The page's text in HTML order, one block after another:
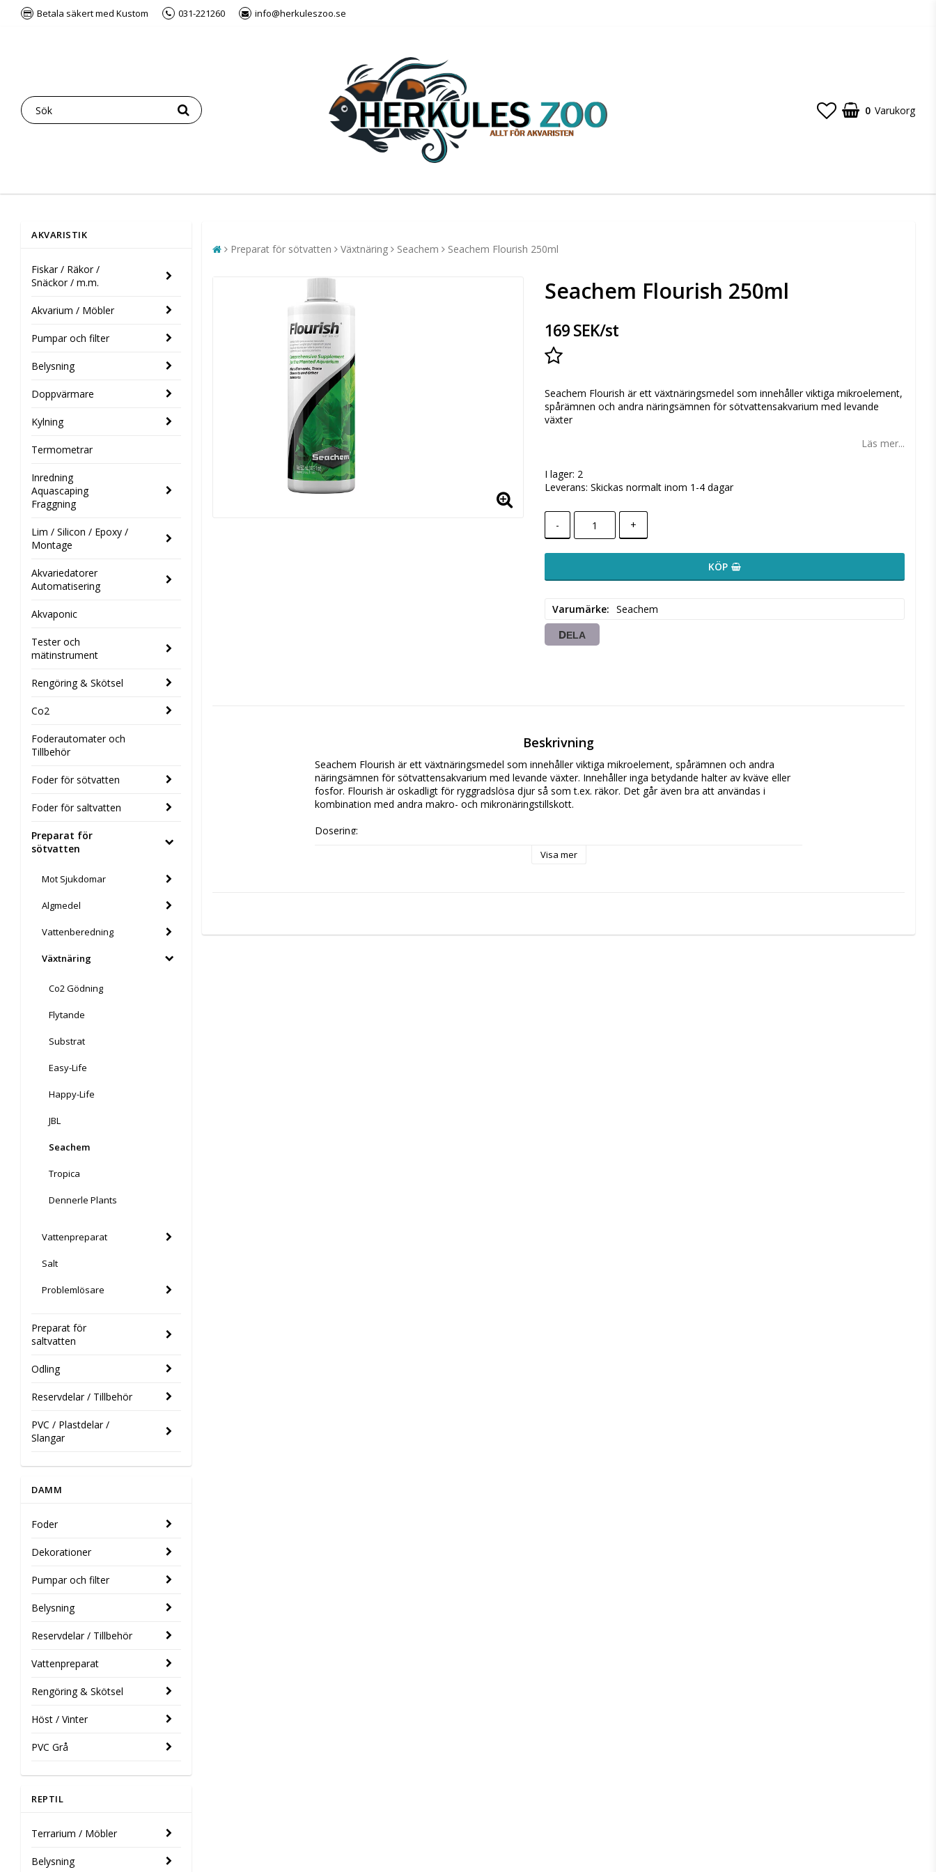
Betala säkert med Kustom 031-221260 info@herkuleszoo.se
0 Varukorg
AKVARISTIK
Fiskar / Räkor /
Snäckor / m.m.
Akvarium / Möbler
Pumpar och filter
Belysning
Doppvärmare
Kylning
Termometrar
Inredning
Aquascaping
Fraggning
Lim / Silicon / Epoxy /
Montage
Akvariedatorer
Automatisering
Akvaponic
Tester och
mätinstrument
Rengöring & Skötsel
Co2
Foderautomater och
Tillbehör
Foder för sötvatten
Foder för saltvatten
Preparat för
sötvatten
Mot Sjukdomar
Algmedel
Vattenberedning
Växtnäring
Co2 Gödning
Flytande
Substrat
Easy-Life
Happy-Life
JBL
Seachem
Tropica
Dennerle Plants
Vattenpreparat
Salt
Problemlösare
Preparat för
saltvatten
Odling
Reservdelar / Tillbehör
PVC / Plastdelar /
Slangar
DAMM
Foder
Dekorationer
Pumpar och filter
Belysning
Reservdelar / Tillbehör
Vattenpreparat
Rengöring & Skötsel
Höst / Vinter
PVC Grå
REPTIL
Terrarium / Möbler
Belysning
Preparat för sötvatten Växtnäring Seachem Seachem Flourish 250ml
Seachem Flourish 250ml
169 SEK/st
Seachem Flourish är ett växtnäringsmedel som innehåller viktiga mikroelement,
spårämnen och andra näringsämnen för sötvattensakvarium med levande
växter
Läs mer...
I lager: 2
Leverans:Skickas normalt inom 1-4 dagar
- +
KÖP
Varumärke Seachem
DELA
Beskrivning
Seachem Flourish är ett växtnäringsmedel som innehåller viktiga mikroelement, spårämnen och andra
näringsämnen för sötvattensakvarium med levande växter. Innehåller inga betydande halter av kväve eller
fosfor. Flourish är oskadligt för ryggradslösa djur så som t.ex. räkor. Det går även bra att användas i
kombination med andra makro- och mikronäringstillskott.
Dosering:
streck i locket är cirka 1 ml. Det rekommenderas att förvara flaskan kallt 3 månader efter öppnande.
Visa mer